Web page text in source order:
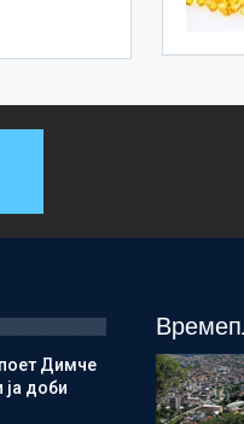
Димче
доби